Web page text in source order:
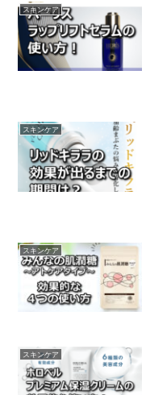
スキンケア
スキンケア
スキンケア
スキンケア